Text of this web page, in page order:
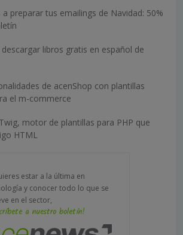
preparar tus emailings de Navidad: 50%
libros gratis en español de
de acenShop con plantillas
el m-commerce
motor de plantillas para PHP que
HTML
estar a la última en
y conocer todo lo que se
en el sector,
a nuestro boletín!